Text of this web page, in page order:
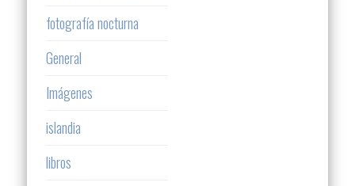
fotografía nocturna
General
Imágenes
islandia
libros